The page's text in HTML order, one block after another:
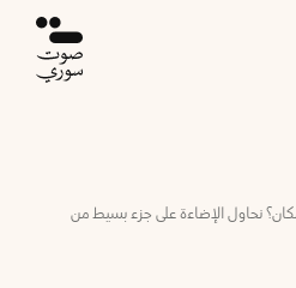
نحاول الإضاءة على جزء بسيط من